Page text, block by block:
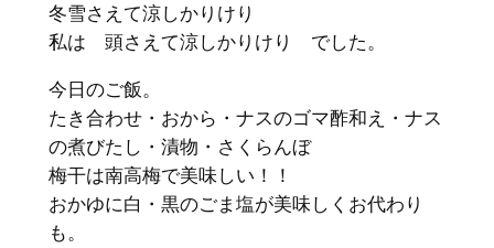
冬雪さえて涼しかりけり
私は 頭さえて涼しかりけり でした。
今日のご飯。
たき合わせ・おから・ナスのゴマ酢和え・ナス
の煮びたし・漬物・さくらんぼ
梅干は南高梅で美味しい！！
おかゆに白・黒のごま塩が美味しくお代わり
も。